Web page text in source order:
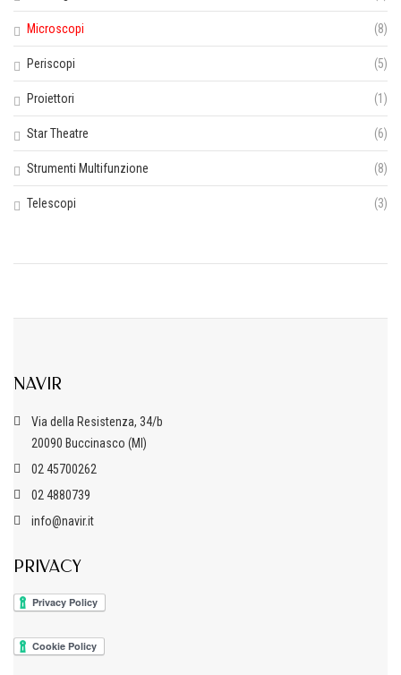
Microscopi (8)
Periscopi (5)
Proiettori (1)
Star Theatre (6)
Strumenti Multifunzione (8)
Telescopi (3)
NAVIR
Via della Resistenza, 34/b
20090 Buccinasco (MI)
02 45700262
02 4880739
info@navir.it
PRIVACY